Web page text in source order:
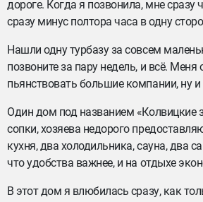
дороге. Когда я позвонила, мне сразу
сразу минус полтора часа в одну
Нашли одну турбазу за совсем
позвоните за пару недель, и всё.
пьянствовать большие компании, ну
Один дом под названием «Колвицкие
сопки, хозяева недорого
кухня, два холодильника, сауна, два
что удобства важнее, и на отдыхе
В этот дом я влюбилась сразу, как